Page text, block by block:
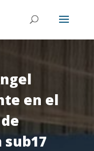
en el
sub17